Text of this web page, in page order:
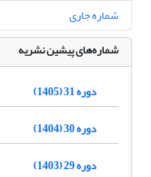
شماره جاری
شماره‌های پیشین نشریه
دوره 31 (1405)
دوره 30 (1404)
دوره 29 (1403)